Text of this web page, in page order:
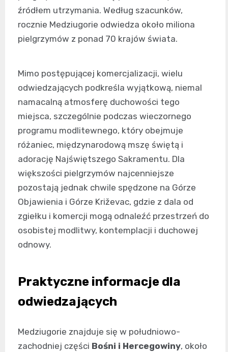
źródłem utrzymania. Według szacunków,
rocznie Medziugorie odwiedza około miliona
pielgrzymów z ponad 70 krajów świata.
Mimo postępującej komercjalizacji, wielu
odwiedzających podkreśla wyjątkową, niemal
namacalną atmosferę duchowości tego
miejsca, szczególnie podczas wieczornego
programu modlitewnego, który obejmuje
różaniec, międzynarodową mszę świętą i
adorację Najświętszego Sakramentu. Dla
większości pielgrzymów najcenniejsze
pozostają jednak chwile spędzone na Górze
Objawienia i Górze Križevac, gdzie z dala od
zgiełku i komercji mogą odnaleźć przestrzeń do
osobistej modlitwy, kontemplacji i duchowej
odnowy.
Praktyczne informacje dla
odwiedzających
Medziugorie znajduje się w południowo-
zachodniej części Bośni i Hercegowiny, około